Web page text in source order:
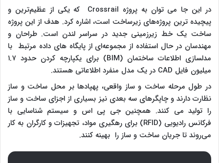
در این جا می ‌توان به پروژه Crossrail که یکی از عظیم‌ترین و
پیچیده ‌ترین پروژه‌های زیرساخت است، اشاره کرد. هدف از این پروژه
ساخت یک خط زیرزمینی جدید در سراسر لندن است. طراحان و
مهندسان در حال استفاده از مجموعه‌ای از پایگاه‌ های داده مرتبط با
مدلسازی اطلاعات ساختمان BIM)
) برای یکپارچه کردن حدود ۱.۷
میلیون فایل CAD در یک مدل منفرد اطلاعاتی هستند.
در طول مرحله ساخت و ساز واقعی، پهپادها بر محل ساخت و ساز
نظارت دارند و چاپگرهای سه بعدی نیز بسیاری از اجزای ساخت و ساز
را تولید می ‌کنند. همچنین جی پی اس و سیستم شناسایی با
فرکانس رادیویی (RFID) برای رهگیری مواد، تجهیزات و کارگران به کار
می‌روند تا جریان ساخت و ساز را بهینه کنند.